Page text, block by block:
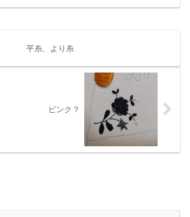
ましたがそんなルールを守れない方は厄
平糸、より糸
ピンク？